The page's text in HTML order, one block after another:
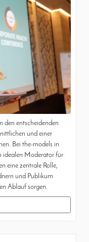
den entscheidenden
und einer
Bei the-models in
idealen Moderator für
eine zentrale Rolle,
und Publikum
Ablauf sorgen.